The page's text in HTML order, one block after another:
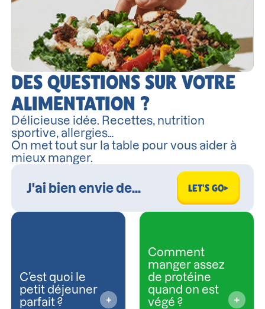
DES QUESTIONS SUR VOTRE
ALIMENTATION ?
Délicieuse idée. Recettes, nutrition
sportive, allergies…
On met tout sur la table pour vous aider à
mieux manger.
LET'S GO
C’est quoi le
petit déjeuner
parfait ?
Comment
manger assez
de protéine
quand on est
végé ?